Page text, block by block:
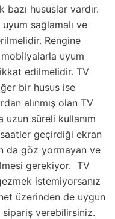
hususlar vardır.
sağlamalı ve
Rengine
uyum
edilmelidir. TV
bir husus ise
alınmış olan TV
uzun süreli kullanım
geçirdiği ekran
da göz yormayan ve
gerekiyor. TV
istemiyorsanız
üzerinden de uygun
verebilirsiniz.